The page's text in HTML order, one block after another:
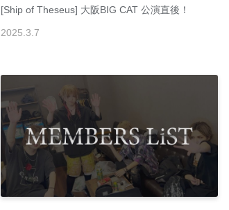
[Ship of Theseus] 大阪BIG CAT 公演直後！
2025.3.7